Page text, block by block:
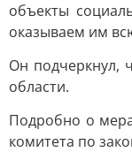
объекты
оказываем им
Он подчеркнул,
области.
Подробно о
комитета по